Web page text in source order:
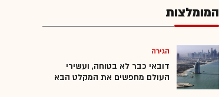
המומלצות
הגירה
דובאי כבר לא בטוחה, ועשירי
העולם מחפשים את המקלט הבא